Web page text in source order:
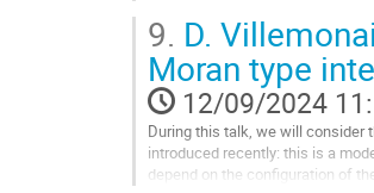
In a...
Aller
à
la
page
de
9. D.
Moran type
12/09/2024
During this talk, we will consider
introduced recently: this is a
depend on the configuration of